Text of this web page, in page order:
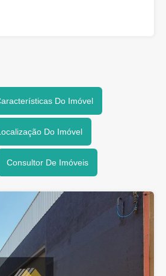
Do Imóvel
Do Imóvel
Consultor De Imóveis